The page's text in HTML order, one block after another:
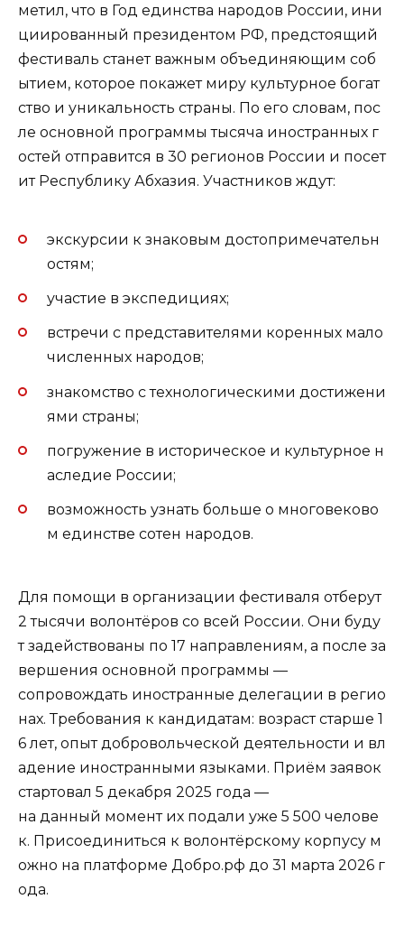
метил, что в Год единства народов России, ини
циированный президентом РФ, предстоящий
фестиваль станет важным объединяющим соб
ытием, которое покажет миру культурное богат
ство и уникальность страны. По его словам, пос
ле основной программы тысяча иностранных г
остей отправится в 30 регионов России и посет
ит Республику Абхазия. Участников ждут:
экскурсии к знаковым достопримечательн
остям;
участие в экспедициях;
встречи с представителями коренных мало
численных народов;
знакомство с технологическими достижени
ями страны;
погружение в историческое и культурное н
аследие России;
возможность узнать больше о многовеково
м единстве сотен народов.
Для помощи в организации фестиваля отберут
2 тысячи волонтёров со всей России. Они буду
т задействованы по 17 направлениям, а после за
вершения основной программы —
сопровождать иностранные делегации в регио
нах. Требования к кандидатам: возраст старше 1
6 лет, опыт добровольческой деятельности и вл
адение иностранными языками. Приём заявок
стартовал 5 декабря 2025 года —
на данный момент их подали уже 5 500 челове
к. Присоединиться к волонтёрскому корпусу м
ожно на платформе Добро.рф до 31 марта 2026 г
ода.